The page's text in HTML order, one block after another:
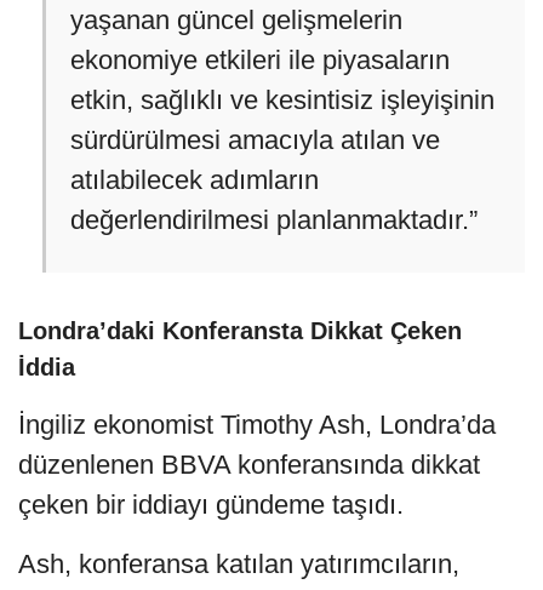
yaşanan güncel gelişmelerin
ekonomiye etkileri ile piyasaların
etkin, sağlıklı ve kesintisiz işleyişinin
sürdürülmesi amacıyla atılan ve
atılabilecek adımların
değerlendirilmesi planlanmaktadır.”
Londra’daki Konferansta Dikkat Çeken
İddia
İngiliz ekonomist Timothy Ash, Londra’da
düzenlenen BBVA konferansında dikkat
çeken bir iddiayı gündeme taşıdı.
Ash, konferansa katılan yatırımcıların,